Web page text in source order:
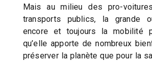
Mais au milieu des pro-
transports publics, la grande
encore et toujours la mobilité
qu’elle apporte de nombreux
préserver la planète que pour la